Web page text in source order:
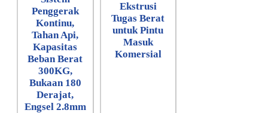
Penggerak
Kontinu,
Tahan Api,
Kapasitas
Beban Berat
300KG,
Bukaan 180
Derajat,
Engsel 2.8mm
Ekstrusi
Tugas Berat
untuk Pintu
Masuk
Komersial